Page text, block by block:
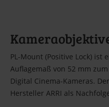
PL-Mount (Positive Lock)
Auflagemaß von 52 mm
Digital Cinema-Kameras.
Hersteller ARRI als